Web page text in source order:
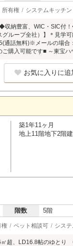
所有権 システムキッチン
納豊富、WIC・SIC付
ループ全社）】＊見学
話無料)※メールの場合
購入可能です■ ～東宝ハ
お気に入りに追
築1年11ヶ月
地上11階地下2階建
階数 5階
権 ペット相談可 シス
超、LD16.8帖のゆとり